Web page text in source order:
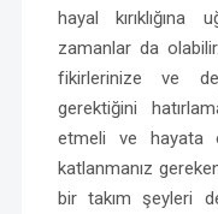
hayal kırıklığına
zamanlar da
fikirlerinize ve
gerektiğini
etmeli ve hayata
katlanmanız
bir takım şeyleri